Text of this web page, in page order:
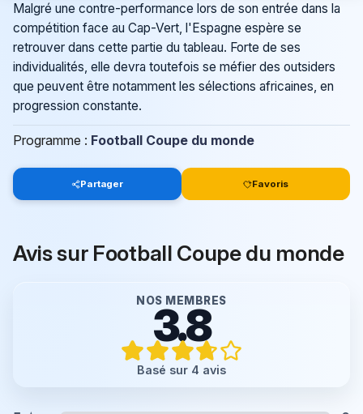
Malgré une contre-performance lors de son entrée dans la
compétition face au Cap-Vert, l'Espagne espère se
retrouver dans cette partie du tableau. Forte de ses
individualités, elle devra toutefois se méfier des outsiders
que peuvent être notamment les sélections africaines, en
progression constante.
Programme : Football Coupe du monde
Partager Favoris
Avis sur Football Coupe du monde
NOS MEMBRES
3.8
Basé sur 4 avis